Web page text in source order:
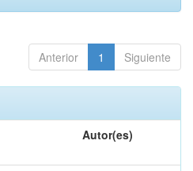
Anterior 1 Siguiente
Autor(es)